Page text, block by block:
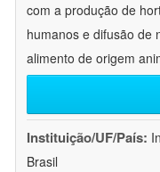
com a produção de
humanos e difusão de
alimento de origem
Instituição/UF/País:
Brasil